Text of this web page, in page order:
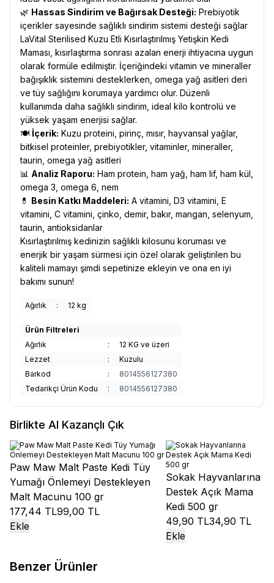
🌿 Hassas Sindirim ve Bağırsak Desteği: Prebiyotik
içerikler sayesinde sağlıklı sindirim sistemi desteği sağlar
LaVital Sterilised Kuzu Etli Kısırlaştırılmış Yetişkin Kedi
Maması, kısırlaştırma sonrası azalan enerji ihtiyacına uygun
olarak formüle edilmiştir. İçeriğindeki vitamin ve mineraller
bağışıklık sistemini desteklerken, omega yağ asitleri deri
ve tüy sağlığını korumaya yardımcı olur. Düzenli
kullanımda daha sağlıklı sindirim, ideal kilo kontrolü ve
yüksek yaşam enerjisi sağlar.
🍽️ İçerik: Kuzu proteini, pirinç, mısır, hayvansal yağlar,
bitkisel proteinler, prebiyotikler, vitaminler, mineraller,
taurin, omega yağ asitleri
📊 Analiz Raporu: Ham protein, ham yağ, ham lif, ham kül,
omega 3, omega 6, nem
💊 Besin Katkı Maddeleri: A vitamini, D3 vitamini, E
vitamini, C vitamini, çinko, demir, bakır, mangan, selenyum,
taurin, antioksidanlar
Kısırlaştırılmış kedinizin sağlıklı kilosunu koruması ve
enerjik bir yaşam sürmesi için özel olarak geliştirilen bu
kaliteli mamayı şimdi sepetinize ekleyin ve ona en iyi
bakımı sunun!
Ağırlık : 12 kg
Ürün Filtreleri
Ağırlık
:
12 KG ve üzeri
Lezzet
:
Kuzulu
Barkod
:
8014556127380
Tedarikçi Ürün Kodu
: 8014556127380
Birlikte Al Kazançlı Çık
Paw Maw Malt Paste Kedi Tüy
Yumağı Önlemeyi Destekleyen
Malt Macunu 100 gr
177,44 TL99,00 TL
Ekle
Sokak Hayvanlarına
Destek Açık Mama
Kedi 500 gr
49,90 TL34,90 TL
Ekle
Benzer Ürünler